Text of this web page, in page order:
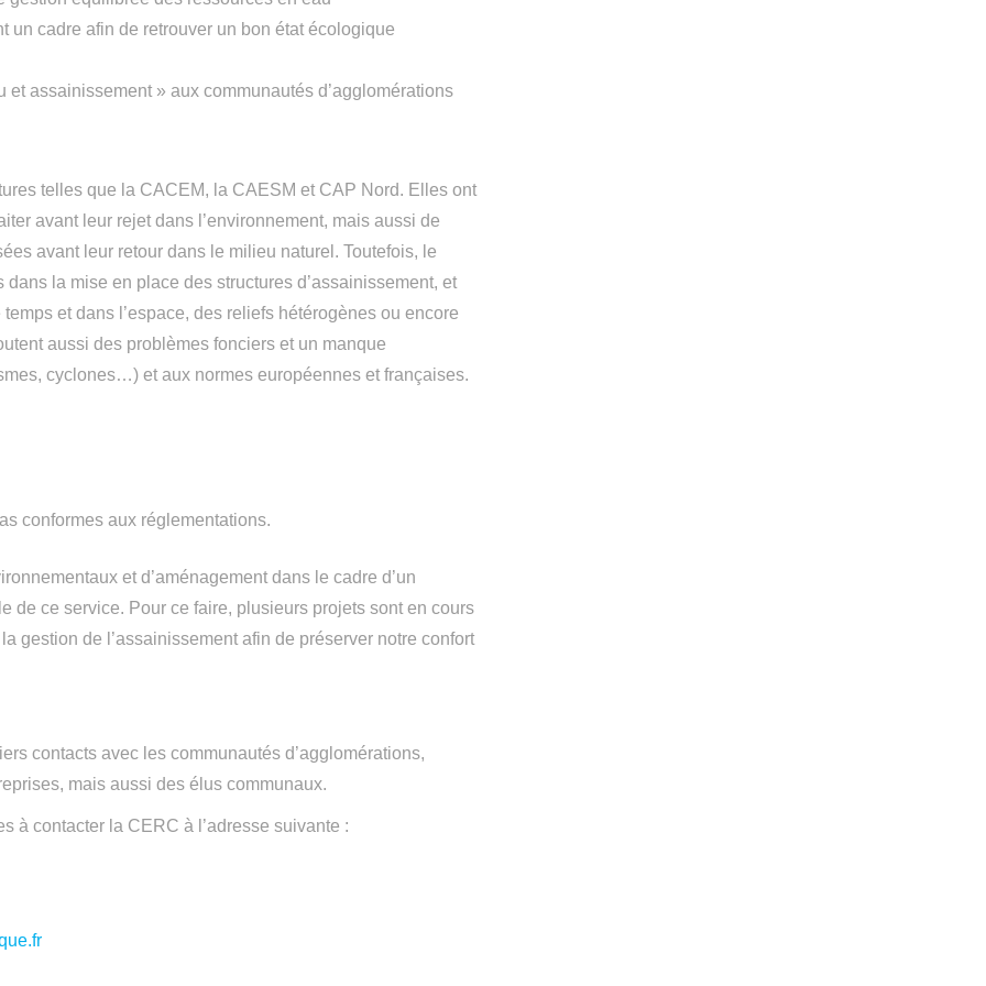
un cadre afin de retrouver un bon état écologique
assainissement » aux communautés d’agglomérations
telles que la CACEM, la CAESM et CAP Nord. Elles ont
avant leur rejet dans l’environnement, mais aussi de
avant leur retour dans le milieu naturel. Toutefois, le
la mise en place des structures d’assainissement, et
et dans l’espace, des reliefs hétérogènes ou encore
aussi des problèmes fonciers et un manque
cyclones…) et aux normes européennes et françaises.
conformes aux réglementations.
et d’aménagement dans le cadre d’un
de ce service. Pour ce faire, plusieurs projets sont en cours
gestion de l’assainissement afin de préserver notre confort
contacts avec les communautés d’agglomérations,
mais aussi des élus communaux.
à contacter la CERC à l’adresse suivante :